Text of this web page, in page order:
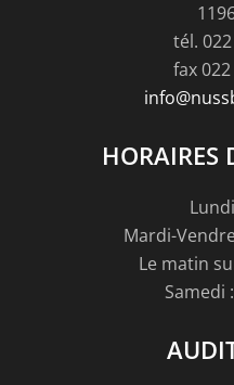
tél.
fax
HORAIRES
Mardi-
Le matin
Samedi